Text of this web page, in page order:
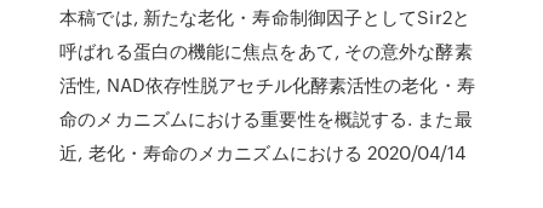
本稿では, 新たな老化・寿命制御因子としてSir2と
呼ばれる蛋白の機能に焦点をあて, その意外な酵素
活性, NAD依存性脱アセチル化酵素活性の老化・寿
命のメカニズムにおける重要性を概説する. また最
近, 老化・寿命のメカニズムにおける 2020/04/14